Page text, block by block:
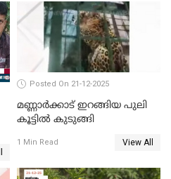
Posted On 21-12-2025
മണ്ണാർക്കാട് ഇറങ്ങിയ പുലി
കൂട്ടിൽ കുടുങ്ങി
1 Min Read View All